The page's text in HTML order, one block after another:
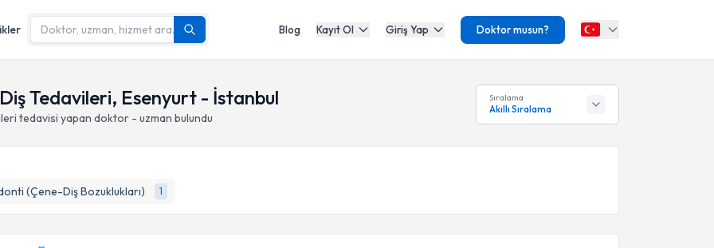
Blog Kayıt Ol Giriş Yap Doktor musun?
Tedavileri, Esenyurt - İstanbul
tedavisi yapan doktor - uzman bulundu
Sıralama
Akıllı Sıralama
(Çene-Diş Bozuklukları) 1